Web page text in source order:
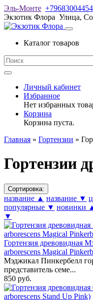
Эль-Монте +79683004454
Экзотик Флора Улица,
Каталог товаров
Личный кабинет
Избранное
Нет избранных
Корзина
Корзина пуста.
Главная » Гортензии »
Гортензии
Сортировка:
название ▲ название ▼
популярные ▼ новинки
▼
Гортензия древовидная
arborescens Magical
Мэджикал Пинкербелл
представитель семе...
850 руб.